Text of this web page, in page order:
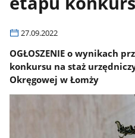
27.09.2022
OGŁOSZENIE o wynikach
konkursu na staż
Okręgowej w Łomży